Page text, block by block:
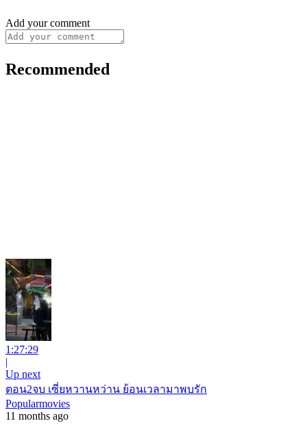
Add your comment
Recommended
1:27:29
|
Up next
ตอน2จบ เซี่ยหวานหว่าน ย้อนเวลามาพบรัก
Popularmovies
11 months ago